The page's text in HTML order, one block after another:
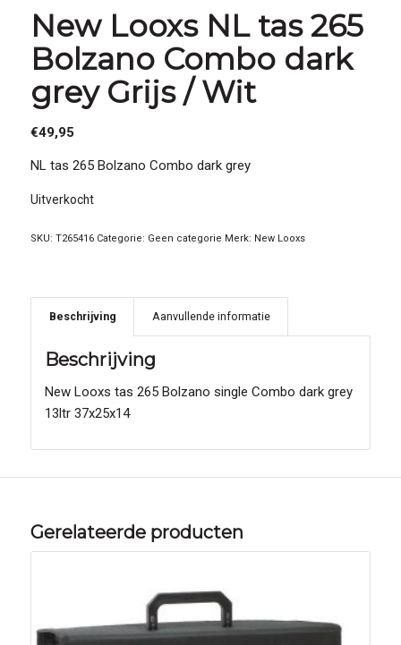
New Looxs NL tas 265
Bolzano Combo dark
grey Grijs / Wit
€49,95
NL tas 265 Bolzano Combo dark grey
Uitverkocht
SKU: T265416 Categorie: Geen categorie Merk: New Looxs
Beschrijving Aanvullende informatie
Beschrijving
New Looxs tas 265 Bolzano single Combo dark grey
13ltr 37x25x14
Gerelateerde producten